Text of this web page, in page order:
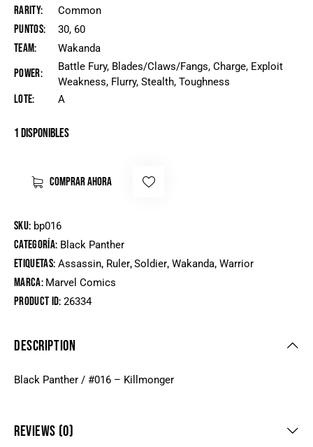
Rarity Common
Puntos 30, 60
Team Wakanda
Power
Battle Fury, Blades/Claws/Fangs, Charge, Exploit
Weakness, Flurry, Stealth, Toughness
Lote A
1 disponibles
COMPRAR AHORA
SKU: bp016
Categoría: Black Panther
Etiquetas: Assassin, Ruler,Soldier, Wakanda, Warrior
Marca: Marvel Comics
Product ID:26334
DESCRIPTION
Black Panther / #016 – Killmonger
REVIEWS (0)